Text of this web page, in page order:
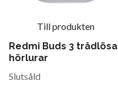
Till produkten
Redmi Buds 3 trådlösa
hörlurar
Slutsåld